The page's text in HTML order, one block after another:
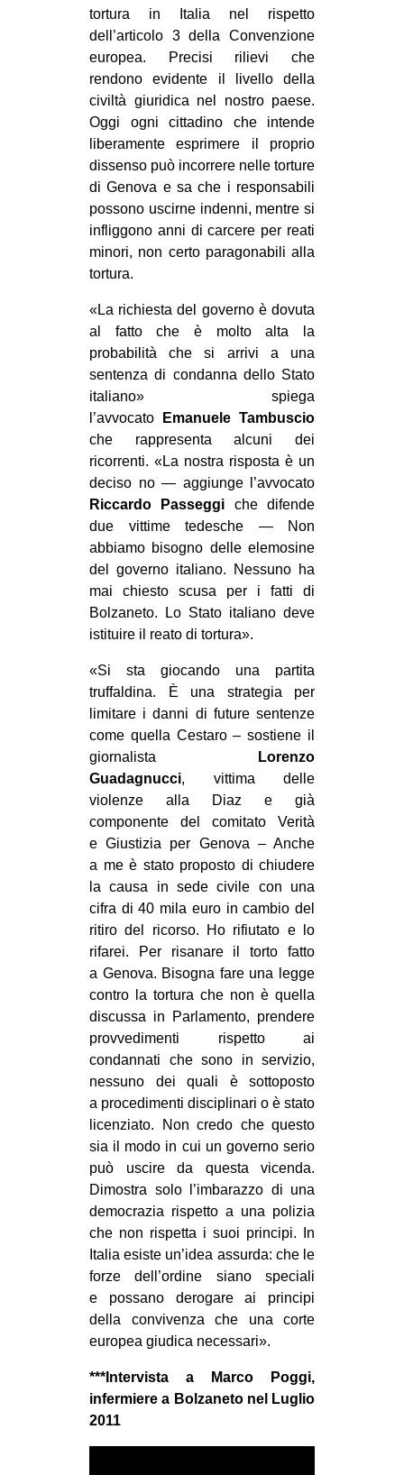
tortura in Italia nel rispetto
dell’articolo 3 della Convenzione
europea. Precisi rilievi che
rendono evidente il livello della
civiltà giuridica nel nostro paese.
Oggi ogni cittadino che intende
liberamente esprimere il proprio
dissenso può incorrere nelle torture
di Genova e sa che i responsabili
possono uscirne indenni, mentre si
infliggono anni di carcere per reati
minori, non certo paragonabili alla
tortura.
«La richiesta del governo è dovuta
al fatto che è molto alta la
probabilità che si arrivi a una
sentenza di condanna dello Stato
italiano» spiega
l’avvocato
Emanuele Tambuscio
che rappresenta alcuni dei
ricorrenti. «La nostra risposta è un
deciso no — aggiunge l’avvocato
Riccardo Passeggi che difende
due vittime tedesche — Non
abbiamo bisogno delle elemosine
del governo italiano. Nessuno ha
mai chiesto scusa per i fatti di
Bolzaneto. Lo Stato italiano deve
istituire il reato di tortura».
«Si sta giocando una partita
truffaldina. È una strategia per
limitare i danni di future sentenze
come quella Cestaro – sostiene il
giornalista
Lorenzo
Guadagnucci, vittima delle
violenze alla Diaz e già
componente del comitato Verità
e Giustizia per Genova – Anche
a me è stato proposto di chiudere
la causa in sede civile con una
cifra di 40 mila euro in cambio del
ritiro del ricorso. Ho rifiutato e lo
rifarei. Per risanare il torto fatto
a Genova. Bisogna fare una legge
contro la tortura che non è quella
discussa in Parlamento, prendere
provvedimenti rispetto ai
condannati che sono in servizio,
nessuno dei quali è sottoposto
a procedimenti disciplinari o è stato
licenziato. Non credo che questo
sia il modo in cui un governo serio
può uscire da questa vicenda.
Dimostra solo l’imbarazzo di una
democrazia rispetto a una polizia
che non rispetta i suoi principi. In
Italia esiste un’idea assurda: che le
forze dell’ordine siano speciali
e possano derogare ai principi
della convivenza che una corte
europea giudica necessari».
***Intervista a Marco Poggi,
infermiere a Bolzaneto nel Luglio
2011